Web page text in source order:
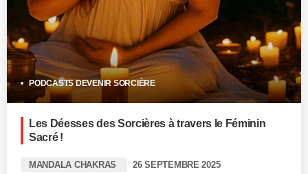
PODCASTS DEVENIR SORCIÈRE
Les Déesses des Sorcières à travers le Féminin
Sacré !
MANDALA CHAKRAS 26 SEPTEMBRE 2025